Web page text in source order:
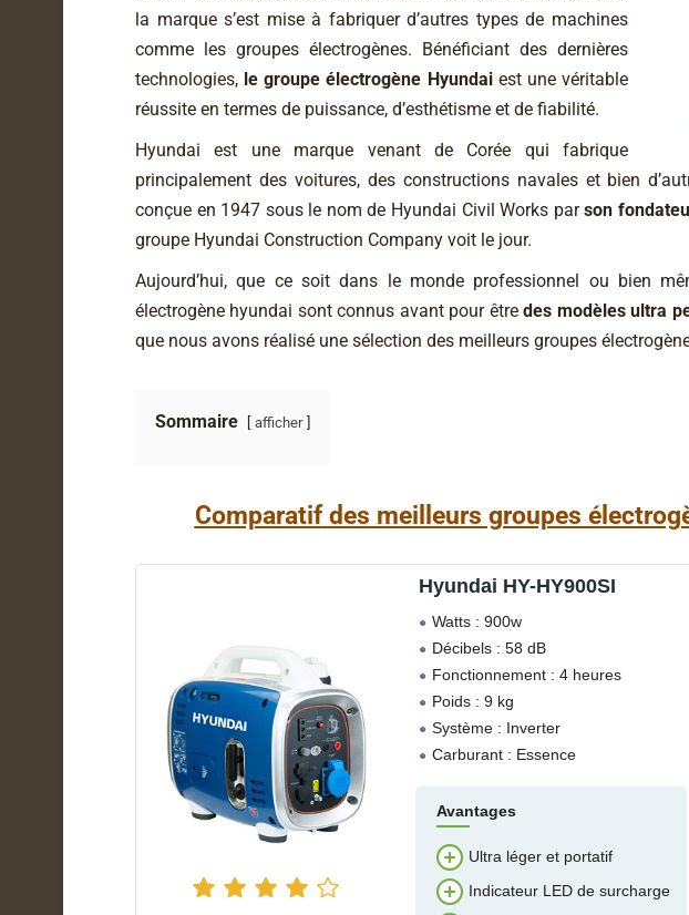
la marque s’est mise à fabriquer d’autres types de machines
comme les groupes électrogènes. Bénéficiant des dernières
technologies, le groupe électrogène Hyundaiest une véritable
réussite en termes de puissance, d’esthétisme et de fiabilité.
Hyundai est une marque venant de Corée qui fabrique
principalement des voitures, des constructions navales et bien
conçue en 1947 sous le nom de Hyundai Civil Works par son
groupe Hyundai Construction Company voit le jour.
Aujourd’hui, que ce soit dans le monde professionnel ou bien
électrogène hyundai sont connus avant pour êtredes modèles ultra
que nous avons réalisé une sélection des meilleurs groupes
Sommaire afficher
Comparatifdes meilleurs groupes
Hyundai HY-HY900SI
Watts : 900w
Décibels : 58 dB
Fonctionnement : 4 heures
Poids : 9 kg
Système : Inverter
Carburant : Essence
Avantages
Ultra léger et portatif
Indicateur LED de surcharge